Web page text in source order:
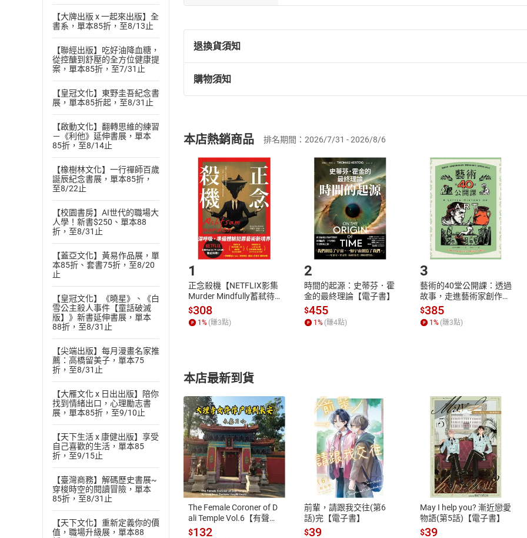
【大牌出版 x 一起來出版】全
書系，單本85折，至8/13止
【聯經出版】吃好油降血糖，
從控醣到舒壓的全方位健康提
案，單本85折，至7/31止
【皇冠文化】東野圭吾紀念書
展，單本85折起，至8/31止
【啟動文化】翻轉思維的練習
－《利他》延伸書展，單本
85折，至8/14止
【橡樹林文化】一行禪師百歲
誕辰紀念書展，單本85折，
至8/22止
【校園書房】AI世代的職場大
人學！新書$250、單本88
折，至8/31止
【蓋亞文化】黃易作品展，單
本85折、套書75折，至8/20
止
【皇冠文化】《曉星》、《白
雪公主殺人事件【童話破滅
版】》新書延伸書展，單本
88折，至8/31止
【尖端出版】每月漫畫名家推
薦：高橋留美子，單本75
折，至8/31止
【大雁文化 x 日出出版】陪你
找到情緒出口，心理勵志書
展，單本85折，至9/10止
【天下生活 x 康健出版】享受
自己喜歡的生活，單本85
折，至9/15止
【臺灣商務】解碼歷史書展~
穿梭時空的閱讀冒險，單本
85折，至8/31止
【天下文化】重新定義你的價
值，職場升級展，單本88
退換貨須知
退換貨規定：
(一)依消費者保護法第19條第1項後段暨通訊交易解除權合理例外情事適用
(二)消費者訂購本店鋪之商品即代表知悉本店鋪所銷售之商品為電子書，
且已下載/存取電子書，不得請求退貨退款。
退貨方式：您欲取消訂單或辦理退貨時，請登入樂天市場，並於「我的訂單
貨」，本店鋪將依您的申請進行審核，待審核通過後將為您辦理退款事宜。
請注意，樂天市場須以整筆訂單為單位進行取消/退貨，恕無法以單支商品取
購物須知
挑選商品
Choose
放入購物車
Shopping cart
登入帳號
Login
購書後，如何開始使用？
Step1.選擇閱讀載具 Step2.登入
付款方式
ATM轉帳、信用卡、LINE PAY、AFTEE
退換貨規範
本店是否提供消費者保護法七日猶
之權利，遽消費者保護法及通訊交
除權合理例外情事適用準則，依商
質各有不同規定。詳細退換貨說明
本店熱銷商品 排名期間：2026/7/31 - 2026/8/6
1
正念殺機【NETFLIX影集
Murder Mindfully蓄弒待
發】【電子書】
$308
1% (賺3點)
2
時間的起源：史蒂芬．霍
金的最終理論【電子書】
$455
1% (賺4點)
3
藝術的40堂公開課：透過
故事，走進藝術家創作現
場，看藝術如何誕生、如
何形塑人類生活【電子
書】
$385
1% (賺3點)
本店最新到貨
The Female Coroner of D
ali Temple Vol.6【有聲
書】
$132
前輩，請跟我交往(第6
話)完【電子書】
$39
May I help you? 漸近戀愛
物語(第5話)【電子書】
$39